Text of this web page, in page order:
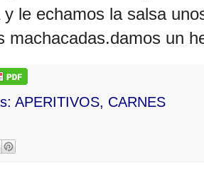
y le echamos la salsa
machacadas.damos un
APERITIVOS, CARNES